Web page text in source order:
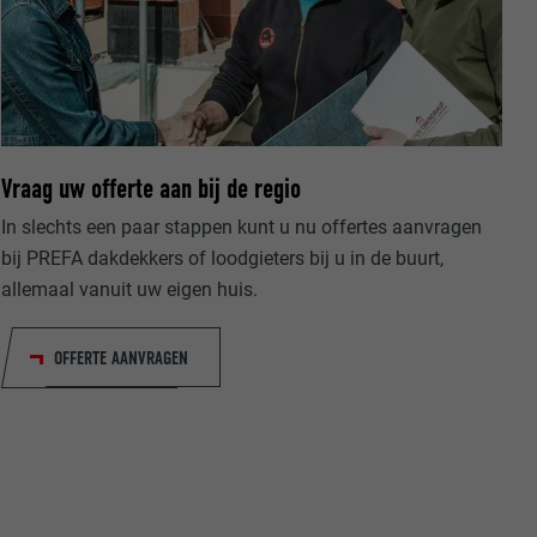
Vraag uw offerte aan bij de regio
In slechts een paar stappen kunt u nu offertes aanvragen
bij PREFA dakdekkers of loodgieters bij u in de buurt,
allemaal vanuit uw eigen huis.
OFFERTE AANVRAGEN
gegevens
op.